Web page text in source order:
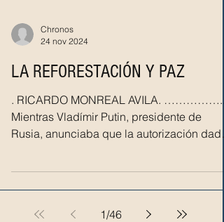
Chronos
24 nov 2024
LA REFORESTACIÓN Y PAZ
. RICARDO MONREAL AVILA. ……………..
Mientras Vladímir Putin, presidente de
Rusia, anunciaba que la autorización dada
1/46